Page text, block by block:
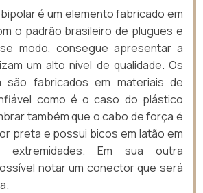
é um elemento fabricado em
o padrão brasileiro de plugues e
modo, consegue apresentar a
um alto nível de qualidade. Os
fabricados em materiais de
como é o caso do plástico
também que o cabo de força é
preta e possui bicos em latão em
Em sua outra
notar um conector que será